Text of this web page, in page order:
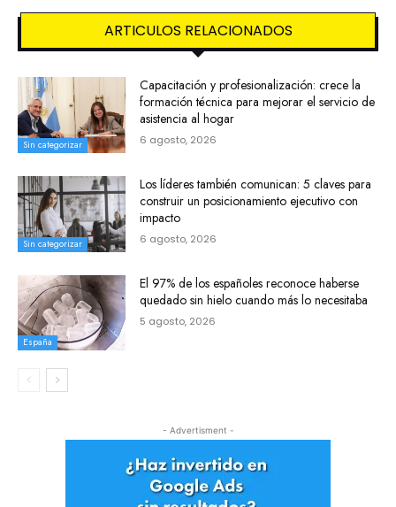
ARTICULOS RELACIONADOS
Sin categorizar
Capacitación y profesionalización: crece la
formación técnica para mejorar el servicio de
asistencia al hogar
6 agosto, 2026
Sin categorizar
Los líderes también comunican: 5 claves para
construir un posicionamiento ejecutivo con
impacto
6 agosto, 2026
España
El 97% de los españoles reconoce haberse
quedado sin hielo cuando más lo necesitaba
5 agosto, 2026
- Advertisment -